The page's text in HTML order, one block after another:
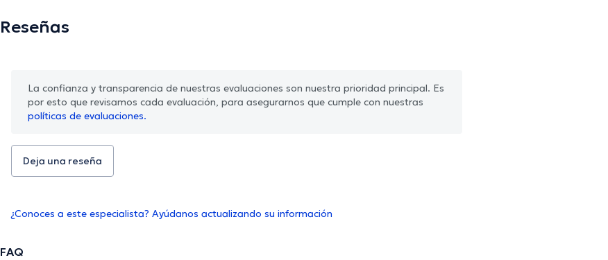
Reseñas
La confianza y transparencia de nuestras evaluaciones son nuestra prioridad principal. Es
por esto que revisamos cada evaluación, para asegurarnos que cumple con nuestras
políticas de evaluaciones.
Deja una reseña
¿Conoces a este especialista? Ayúdanos actualizando su información
FAQ